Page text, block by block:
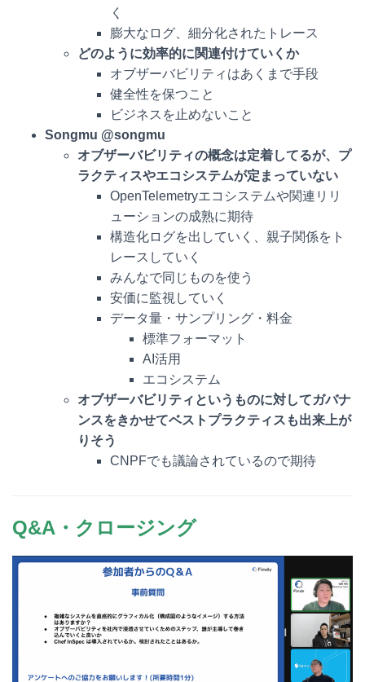
く
膨大なログ、細分化されたトレース
どのように効率的に関連付けていくか
オブザーバビリティはあくまで手段
健全性を保つこと
ビジネスを止めないこと
Songmu @songmu
オブザーバビリティの概念は定着してるが、プ
ラクティスやエコシステムが定まっていない
OpenTelemetryエコシステムや関連リリ
ューションの成熟に期待
構造化ログを出していく、親子関係をト
レースしていく
みんなで同じものを使う
安価に監視していく
データ量・サンプリング・料金
標準フォーマット
AI活用
エコシステム
オブザーバビリティというものに対してガバナ
ンスをきかせてベストプラクティスも出来上が
りそう
CNPFでも議論されているので期待
Q&A・クロージング